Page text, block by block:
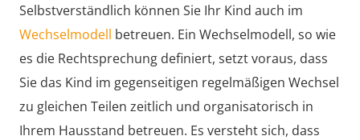
Selbstverständlich können Sie Ihr Kind auch im
Wechselmodell betreuen. Ein Wechselmodell, so wie
es die Rechtsprechung definiert, setzt voraus, dass
Sie das Kind im gegenseitigen regelmäßigen Wechsel
zu gleichen Teilen zeitlich und organisatorisch in
Ihrem Hausstand betreuen. Es versteht sich, dass